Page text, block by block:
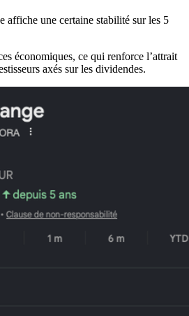
affiche une certaine stabilité sur les 5
économiques, ce qui renforce l’attrait
axés sur les dividendes.